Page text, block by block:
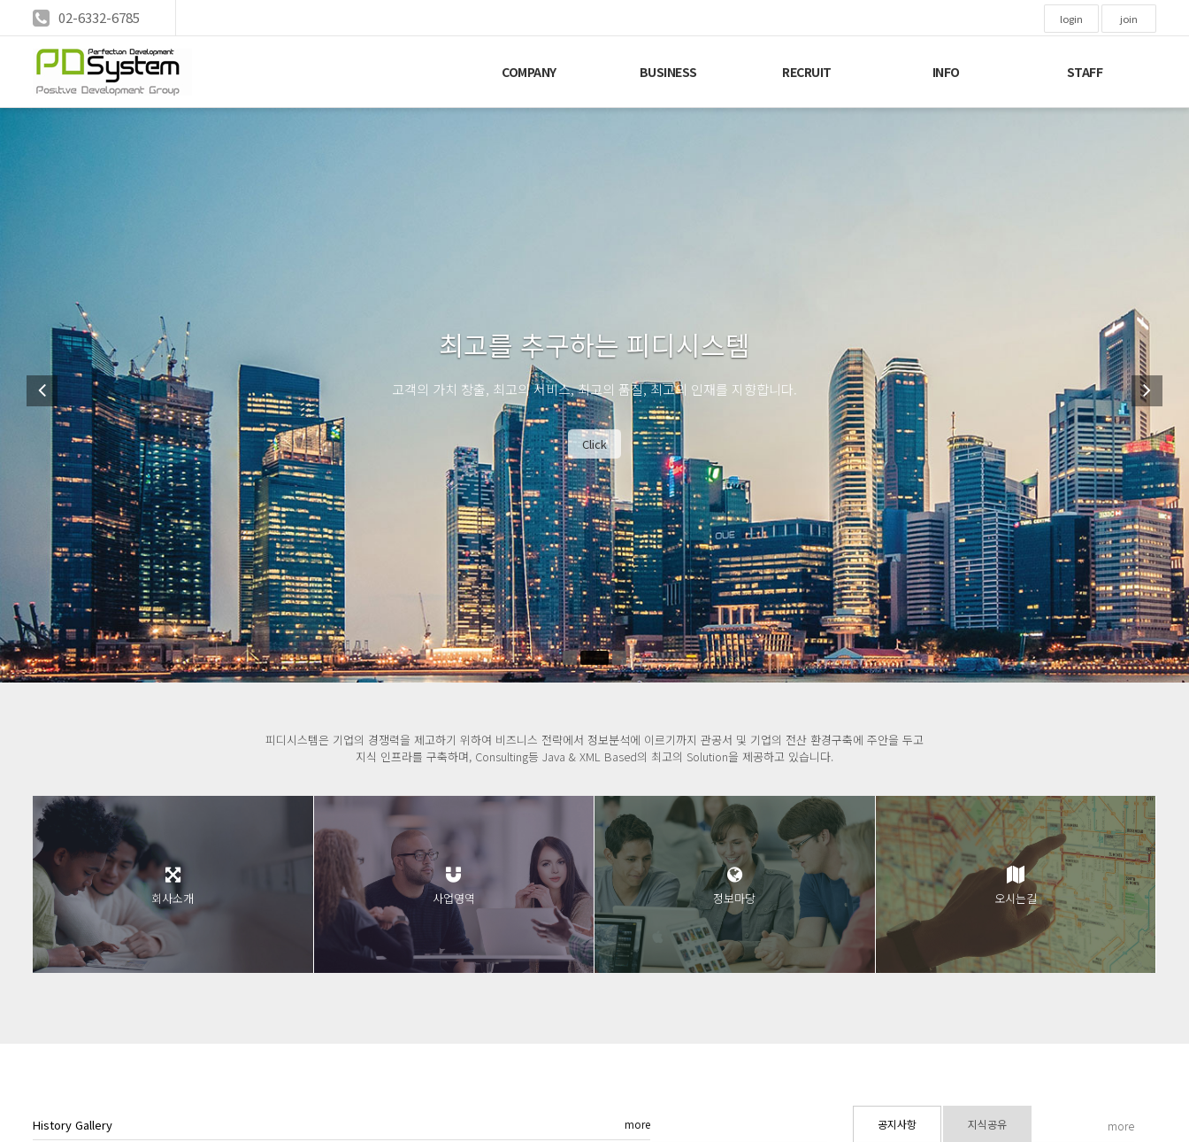
02-6332-6785 login join
COMPANY BUSINESS RECRUIT INFO STAFF
인적자원을 기반으로 한 토탈솔루션
피디시스템은 E-Business, SI Project 등 웹 인터페이스에 의한 기업활동 전반을 통합하여 비즈니스 전략에서 정보분석에 이르기까지
최대의 경쟁우위를 확보 할 수 있는 업무시스템을 구축하고 있습니다.
Click
피디시스템은 기업의 경쟁력을 제고하기 위하여 비즈니스 전략에서 정보분석에 이르기까지 관공서 및 기업의 전산 환경구축에 주안을 두고
지식 인프라를 구축하며, Consulting등 Java & XML Based의 최고의 Solution을 제공하고 있습니다.
회사소개 사업영역 정보마당 오시는길
more
History Gallery 공지사항 지식공유 more